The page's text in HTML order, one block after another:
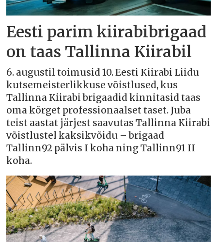
Eesti parim kiirabibrigaad
on taas Tallinna Kiirabil
6. augustil toimusid 10. Eesti Kiirabi Liidu
kutsemeisterlikkuse võistlused, kus
Tallinna Kiirabi brigaadid kinnitasid taas
oma kõrget professionaalset taset. Juba
teist aastat järjest saavutas Tallinna Kiirabi
võistlustel kaksikvõidu – brigaad
Tallinn92 pälvis I koha ning Tallinn91 II
koha.